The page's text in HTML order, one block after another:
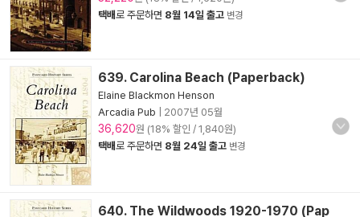
택배로 주문하면 8월 14일 출고 변경
639. Carolina Beach (Paperback)
Elaine Blackmon Henson
Arcadia Pub
2007년 05월
36,620원 (18% 할인 / 1,840원)
택배로 주문하면 8월 24일 출고 변경
640. The Wildwoods 1920-1970 (Pap